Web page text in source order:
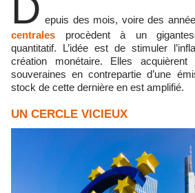
D epuis des mois, voire des
centrales procèdent à un
quantitatif. L’idée est de stimuler
création monétaire. Elles
souveraines en contrepartie d’une
stock de cette dernière en est amplifié.
UN CERCLE VICIEUX